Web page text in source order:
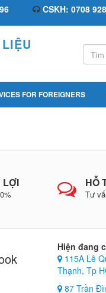
CSKH: 0708
FOR FOREIGNERS
LỢI HỖ
Tư
Hiện đang
115A Lê
Thạnh, Tp
87 Trần